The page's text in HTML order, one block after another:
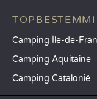
Camping Île-de-
Camping Aquitaine
Camping Catalonië